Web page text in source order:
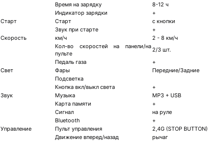
Время на зарядку
8-12 ч
Индикатор зарядки
+
Старт
Старт
с кнопки
Звук при старте
+
Скорость
км/ч
2 - 8 км/ч
Кол-во скоростей на панели/на
пульте
2/3 шт.
Педаль газа
+
Свет
Фары
Передние/Задние
Подсветка
Кнопка вкл/выкл света
+
Звук
Музыка
MP3 + USB
Карта памяти
+
Сигнал
на руле
Bluetooth
+
Управление
Пульт управления
2,4G (STOP BUTTON)
Движение вперед/назад
рычаг